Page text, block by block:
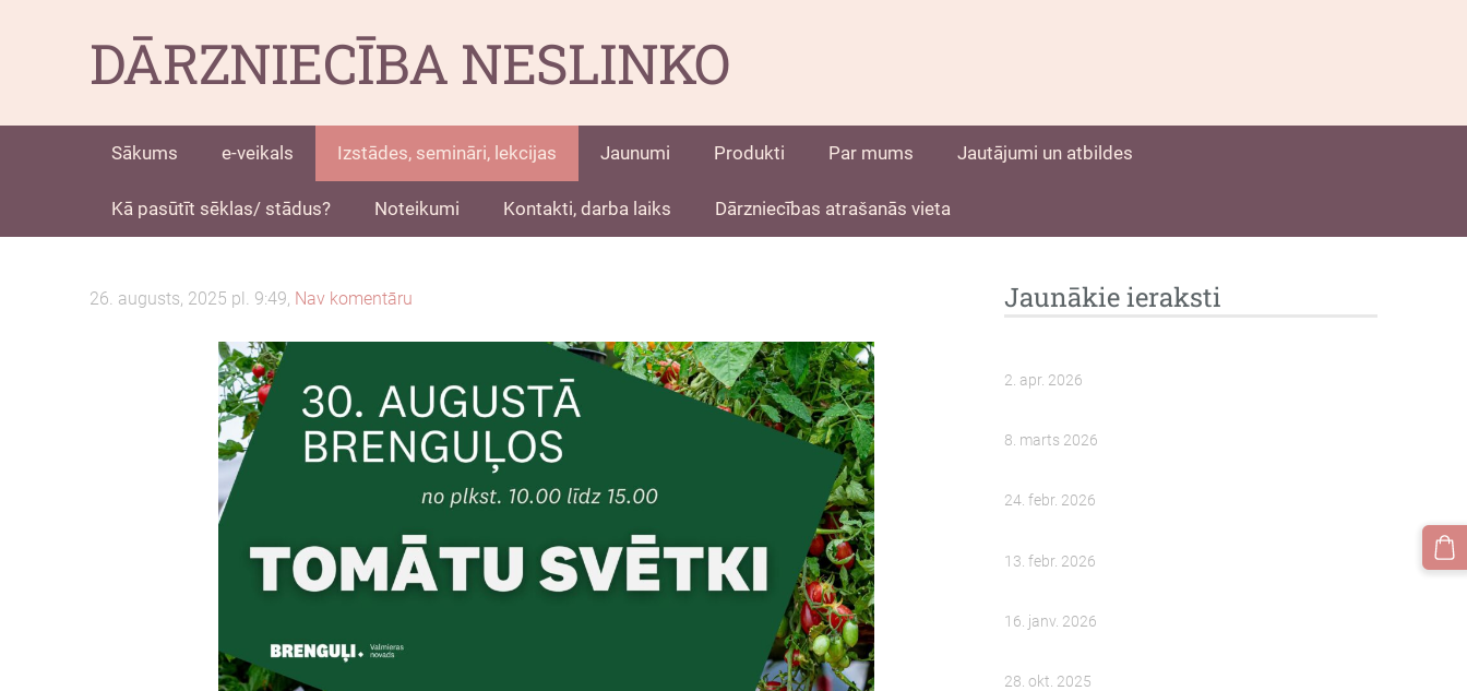
DĀRZNIECĪBA NESLINKO
Sākums e-veikals Izstādes, semināri, lekcijas Jaunumi Produkti Par mums Jautājumi un atbildes
Kā pasūtīt sēklas/ stādus? Noteikumi Kontakti, darba laiks Dārzniecības atrašanās vieta
Jaunākie ieraksti
2. apr. 2026
8. marts 2026
24. febr. 2026
13. febr. 2026
16. janv. 2026
28. okt. 2025
26. augusts, 2025 pl. 9:49, Nav komentāru